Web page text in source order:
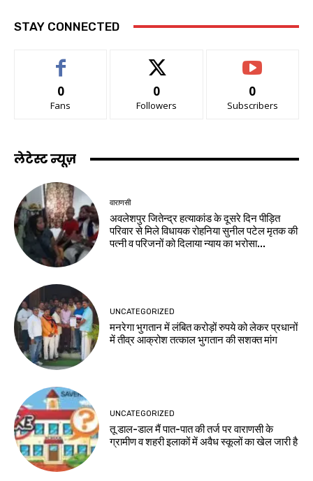
STAY CONNECTED
0
Fans
0
Followers
0
Subscribers
लेटेस्ट न्यूज़
वाराणसी
अवलेशपुर जितेन्द्र हत्याकांड के दूसरे दिन पीड़ित
परिवार से मिले विधायक रोहनिया सुनील पटेल मृतक की
पत्नी व परिजनों को दिलाया न्याय का भरोसा...
UNCATEGORIZED
मनरेगा भुगतान में लंबित करोड़ों रुपये को लेकर प्रधानों
में तीव्र आक्रोश तत्काल भुगतान की सशक्त मांग
UNCATEGORIZED
तू डाल-डाल मैं पात-पात की तर्ज पर वाराणसी के
ग्रामीण व शहरी इलाकों में अवैध स्कूलों का खेल जारी है